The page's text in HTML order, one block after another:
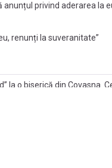
anunțul privind aderarea la
de oameni liberi
renunți la suveranitate”
la o biserică din Covasna.